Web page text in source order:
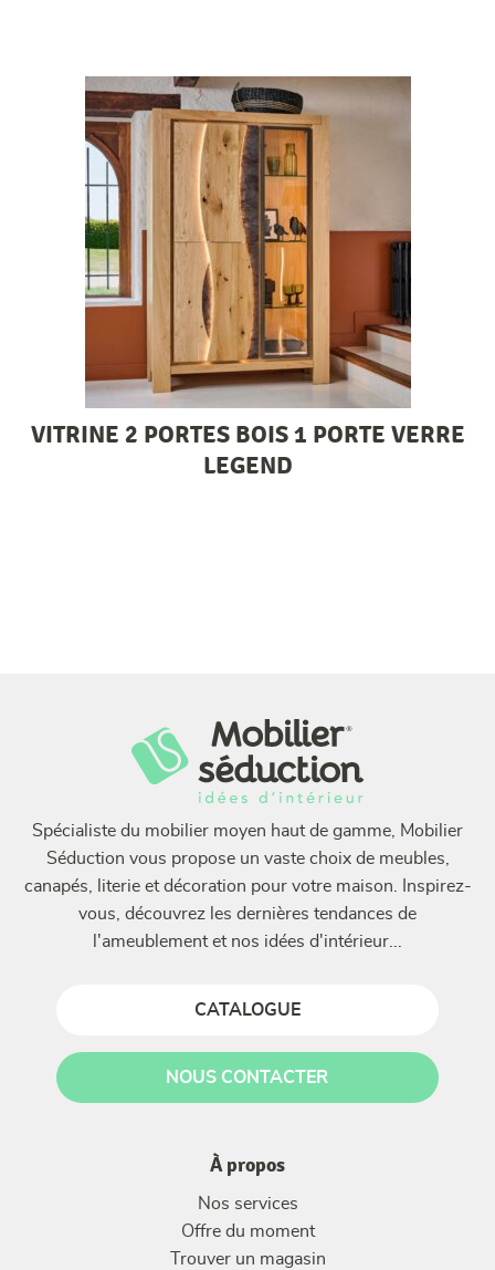
VITRINE 2 PORTES BOIS 1 PORTE VERRE
LEGEND
Spécialiste du mobilier moyen haut de gamme, Mobilier
Séduction vous propose un vaste choix de meubles,
canapés, literie et décoration pour votre maison. Inspirez-
vous, découvrez les dernières tendances de
l'ameublement et nos idées d'intérieur...
CATALOGUE
NOUS CONTACTER
À propos
Nos services
Offre du moment
Trouver un magasin